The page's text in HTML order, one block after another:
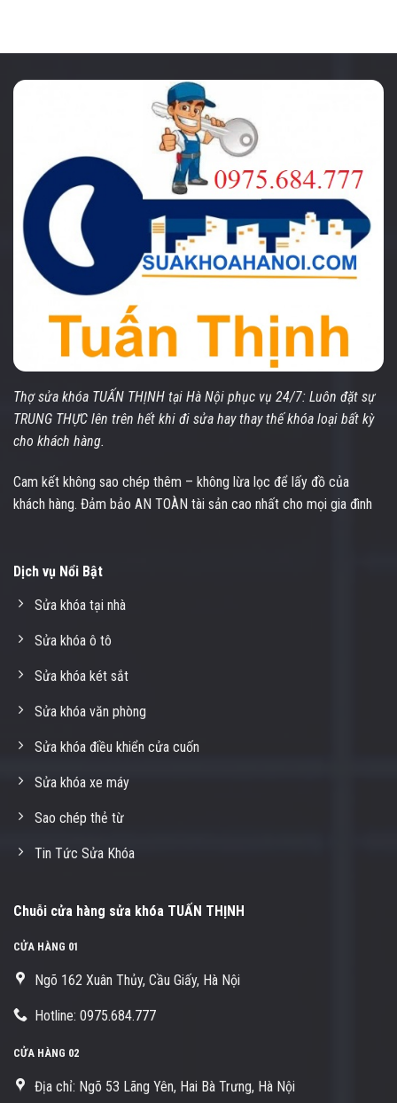
Thợ sửa khóa TUẤN THỊNH tại Hà Nội phục vụ 24/7: Luôn đặt sự
TRUNG THỰC lên trên hết khi đi sửa hay thay thế khóa loại bất kỳ
cho khách hàng.
Cam kết không sao chép thêm – không lừa lọc để lấy đồ của
khách hàng. Đảm bảo AN TOÀN tài sản cao nhất cho mọi gia đình
Dịch vụ Nổi Bật
Sửa khóa tại nhà
Sửa khóa ô tô
Sửa khóa két sắt
Sửa khóa văn phòng
Sửa khóa điều khiển cửa cuốn
Sửa khóa xe máy
Sao chép thẻ từ
Tin Tức Sửa Khóa
Chuỗi cửa hàng sửa khóa TUẤN THỊNH
CỬA HÀNG 01
Ngõ 162 Xuân Thủy, Cầu Giấy, Hà Nội
Hotline: 0975.684.777
CỬA HÀNG 02
Địa chỉ: Ngõ 53 Lãng Yên, Hai Bà Trưng, Hà Nội